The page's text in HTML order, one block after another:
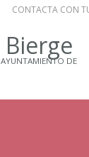
CONTACTA CON
Bierge
AYUNTAMIENTO DE